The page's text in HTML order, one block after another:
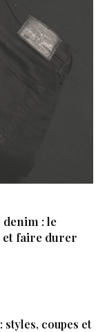
: le
et faire durer
styles, coupes et